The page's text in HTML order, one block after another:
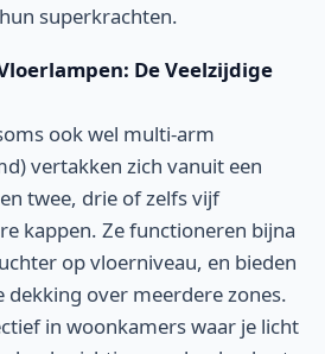
superkrachten.
De Veelzijdige
ook wel multi-arm
vertakken zich vanuit een
twee, drie of zelfs vijf
kappen. Ze functioneren bijna
op vloerniveau, en bieden
over meerdere zones.
in woonkamers waar je licht